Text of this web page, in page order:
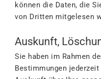
können die Daten, die
von Dritten mitgelesen
Auskunft,
Sie haben im Rahmen
Bestimmungen